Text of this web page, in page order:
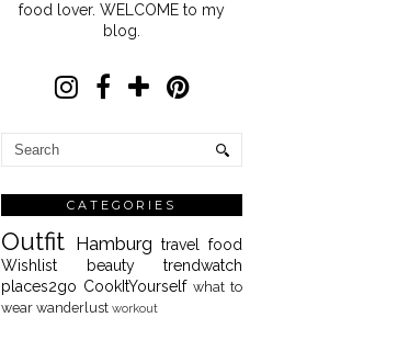
food lover. WELCOME to my
blog.
CATEGORIES
Outfit Hamburg travel food
Wishlist
beauty
trendwatch
places2go CookItYourself what to
wear wanderlust workout